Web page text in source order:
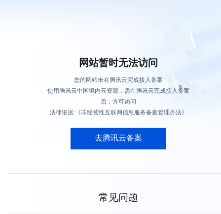
网站暂时无法访问
您的网站未在腾讯云完成接入备案
使用腾讯云中国境内云资源，需在腾讯云完成接入备案
后，方可访问
法律依据:《非经营性互联网信息服务备案管理办法》
去腾讯云备案
常见问题